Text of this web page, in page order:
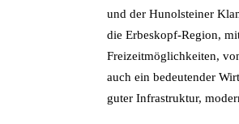
und der Hunolsteiner
die Erbeskopf-Region,
Freizeitmöglichkeiten,
auch ein bedeutender
guter Infrastruktur,